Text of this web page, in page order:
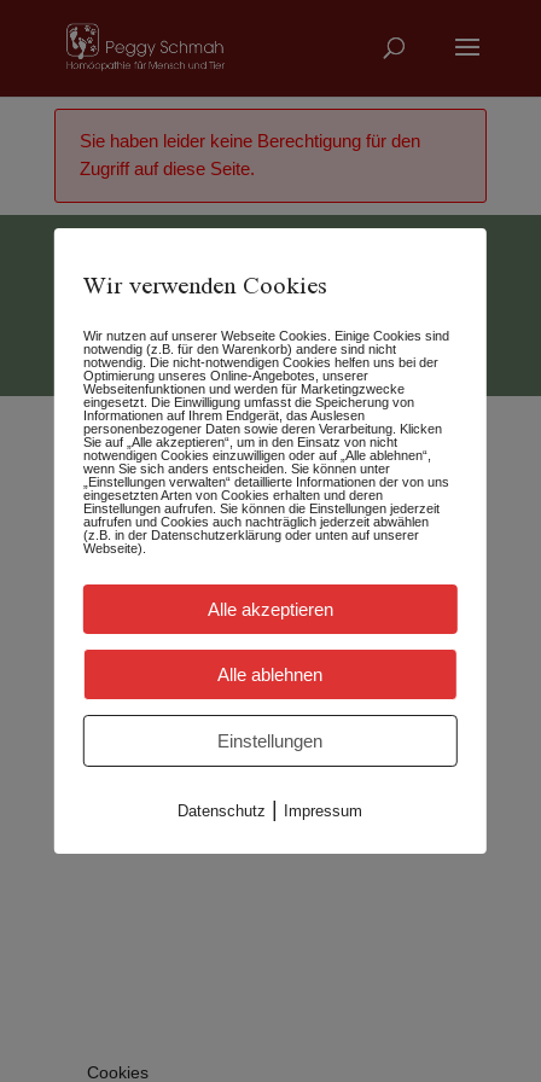
Sie haben leider keine Berechtigung für den
Zugriff auf diese Seite.
Vertrag widerrufen
© 2026 - Peggy Schmah
Cookies
Wir verwenden Cookies
Wir nutzen auf unserer Webseite Cookies. Einige Cookies sind
notwendig (z.B. für den Warenkorb) andere sind nicht
notwendig. Die nicht-notwendigen Cookies helfen uns bei der
Optimierung unseres Online-Angebotes, unserer
Webseitenfunktionen und werden für Marketingzwecke
eingesetzt. Die Einwilligung umfasst die Speicherung von
Informationen auf Ihrem Endgerät, das Auslesen
personenbezogener Daten sowie deren Verarbeitung. Klicken
Sie auf „Alle akzeptieren“, um in den Einsatz von nicht
notwendigen Cookies einzuwilligen oder auf „Alle ablehnen“,
wenn Sie sich anders entscheiden. Sie können unter
„Einstellungen verwalten“ detaillierte Informationen der von uns
eingesetzten Arten von Cookies erhalten und deren
Einstellungen aufrufen. Sie können die Einstellungen jederzeit
aufrufen und Cookies auch nachträglich jederzeit abwählen
(z.B. in der Datenschutzerklärung oder unten auf unserer
Webseite).
Alle akzeptieren
Alle ablehnen
Einstellungen
Datenschutz Impressum